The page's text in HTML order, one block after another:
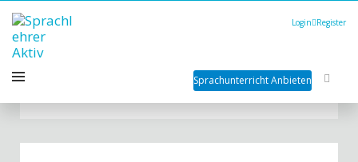
Login Register
Sprachunterricht Anbieten